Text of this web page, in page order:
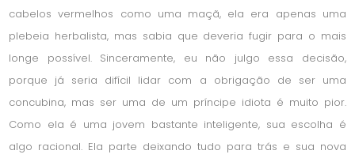
cabelos vermelhos como uma maçã, ela era apenas uma
plebeia herbalista, mas sabia que deveria fugir para o mais
longe possível. Sinceramente, eu não julgo essa decisão,
porque já seria difícil lidar com a obrigação de ser uma
concubina, mas ser uma de um príncipe idiota é muito pior.
Como ela é uma jovem bastante inteligente, sua escolha é
algo racional. Ela parte deixando tudo para trás e sua nova